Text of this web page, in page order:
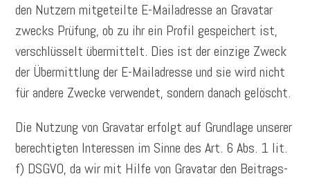
den Nutzern mitgeteilte E-Mailadresse an Gravatar
zwecks Prüfung, ob zu ihr ein Profil gespeichert ist,
verschlüsselt übermittelt. Dies ist der einzige Zweck
der Übermittlung der E-Mailadresse und sie wird nicht
für andere Zwecke verwendet, sondern danach gelöscht.
Die Nutzung von Gravatar erfolgt auf Grundlage unserer
berechtigten Interessen im Sinne des Art. 6 Abs. 1 lit.
f) DSGVO, da wir mit Hilfe von Gravatar den Beitrags-